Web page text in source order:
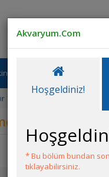
Paylaşım
Tavsiyesi 30 Küp
Balık
Akvaryum.Com
Hoşgeldiniz!
* Bu bölüm bundan
tıklayabilirsiniz.